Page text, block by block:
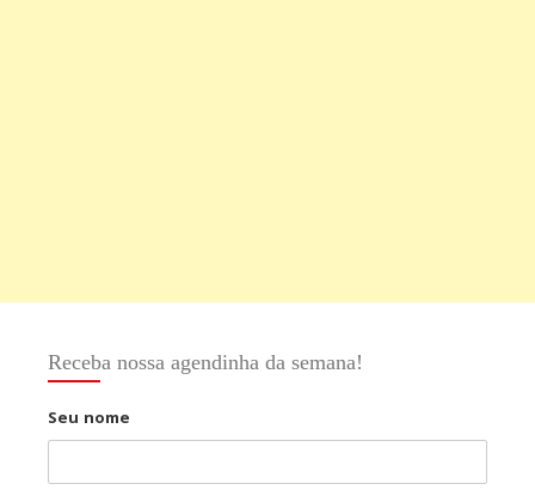
Receba nossa agendinha da semana!
Seu nome